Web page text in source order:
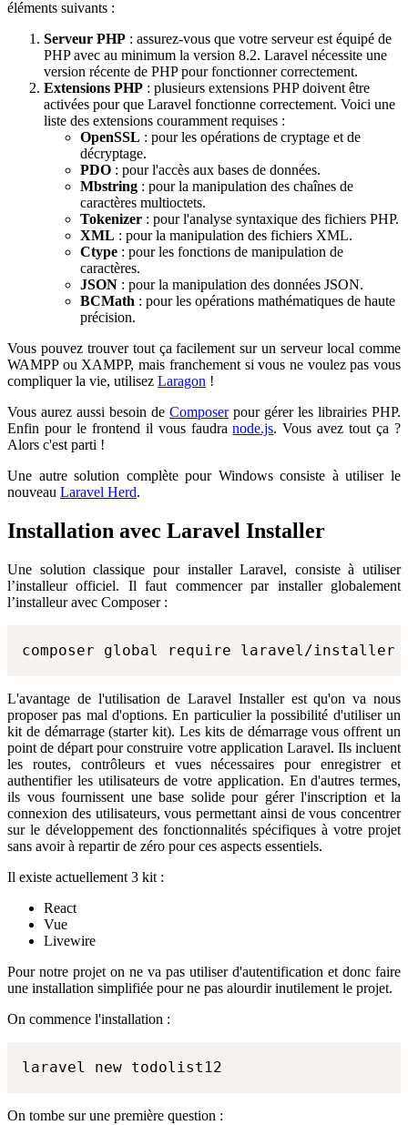
éléments suivants :
Serveur PHP : assurez-vous que votre serveur est équipé de
PHP avec au minimum la version 8.2. Laravel nécessite une
version récente de PHP pour fonctionner correctement.
Extensions PHP : plusieurs extensions PHP doivent être
activées pour que Laravel fonctionne correctement. Voici une
liste des extensions couramment requises :
OpenSSL : pour les opérations de cryptage et de
décryptage.
PDO : pour l'accès aux bases de données.
Mbstring : pour la manipulation des chaînes de
caractères multioctets.
Tokenizer : pour l'analyse syntaxique des fichiers PHP.
XML : pour la manipulation des fichiers XML.
Ctype : pour les fonctions de manipulation de
caractères.
JSON : pour la manipulation des données JSON.
BCMath : pour les opérations mathématiques de haute
précision.
Vous pouvez trouver tout ça facilement sur un serveur local comme
WAMPP ou XAMPP, mais franchement si vous ne voulez pas vous
compliquer la vie, utilisez Laragon !
Vous aurez aussi besoin de Composerpour gérer les librairies PHP.
Enfin pour le frontend il vous faudranode.js. Vous avez tout ça ?
Alors c'est parti !
Une autre solution complète pour Windows consiste à utiliser le
nouveau Laravel Herd.
Installation avec Laravel Installer
Une solution classique pour installer Laravel, consiste à utiliser
l’installeur officiel. Il faut commencer par installer globalement
l’installeur avec Composer :
composer global require laravel/installer
L'avantage de l'utilisation de Laravel Installer est qu'on va nous
proposer pas mal d'options. En particulier la possibilité d'utiliser un
kit de démarrage (starter kit). Les kits de démarrage vous offrent un
point de départ pour construire votre application Laravel. Ils incluent
les routes, contrôleurs et vues nécessaires pour enregistrer et
authentifier les utilisateurs de votre application. En d'autres termes,
ils vous fournissent une base solide pour gérer l'inscription et la
connexion des utilisateurs, vous permettant ainsi de vous concentrer
sur le développement des fonctionnalités spécifiques à votre projet
sans avoir à repartir de zéro pour ces aspects essentiels.
Il existe actuellement 3 kit :
React
Vue
Livewire
Pour notre projet on ne va pas utiliser d'autentification et donc faire
une installation simplifiée pour ne pas alourdir inutilement le projet.
On commence l'installation :
laravel new todolist12
On tombe sur une première question :